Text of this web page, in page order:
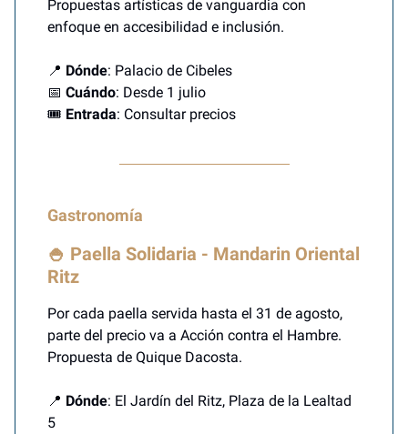
Propuestas artísticas de vanguardia con
enfoque en accesibilidad e inclusión.
📍 Dónde: Palacio de Cibeles
📅 Cuándo: Desde 1 julio
🎟️ Entrada: Consultar precios
Gastronomía
🍚 Paella Solidaria - Mandarin Oriental
Ritz
Por cada paella servida hasta el 31 de agosto,
parte del precio va a Acción contra el Hambre.
Propuesta de Quique Dacosta.
📍 Dónde: El Jardín del Ritz, Plaza de la Lealtad
5